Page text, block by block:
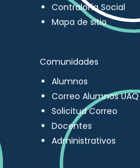
Contraloría Social
Mapa de sitio
Comunidades
Alumnos
Correo Alumnos UAQ
Solicitud Correo
Docentes
Administrativos